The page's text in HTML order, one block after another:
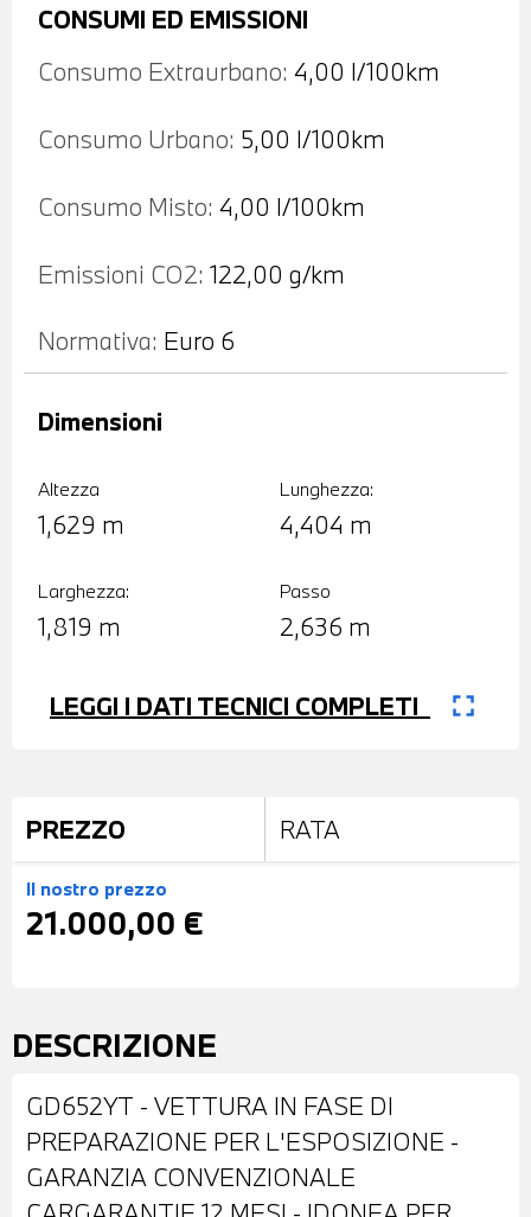
CONSUMI ED EMISSIONI
Consumo Extraurbano: 4,00 l/100km
Consumo Urbano: 5,00 l/100km
Consumo Misto: 4,00 l/100km
Emissioni CO2: 122,00 g/km
Normativa: Euro 6
Altezza
1,629 m
Lunghezza:
4,404 m
Dimensioni
Larghezza:
1,819 m
Passo
2,636 m
LEGGI I DATI TECNICI COMPLETI fullscreen
PREZZO RATA
Il nostro prezzo
21.000,00 €
DESCRIZIONE
GD652YT - VETTURA IN FASE DI
PREPARAZIONE PER L'ESPOSIZIONE -
GARANZIA CONVENZIONALE